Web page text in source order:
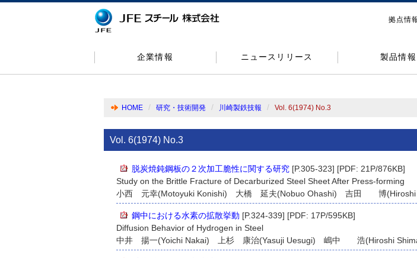
拠点情
企業情報 ニュースリリース 製品情報
HOME 研究・技術開発 川崎製鉄技報 Vol. 6(1974) No.3
Vol. 6(1974) No.3
脱炭焼鈍鋼板の２次加工脆性に関する研究 [P.305-323] [PDF: 21P/876KB]
Study on the Brittle Fracture of Decarburized Steel Sheet After Press-forming
小西 元幸(Motoyuki Konishi) 大橋 延夫(Nobuo Ohashi) 吉田 博(Hiroshi
鋼中における水素の拡散挙動 [P.324-339] [PDF: 17P/595KB]
Diffusion Behavior of Hydrogen in Steel
中井 揚一(Yoichi Nakai) 上杉 康治(Yasuji Uesugi) 嶋中 浩(Hiroshi